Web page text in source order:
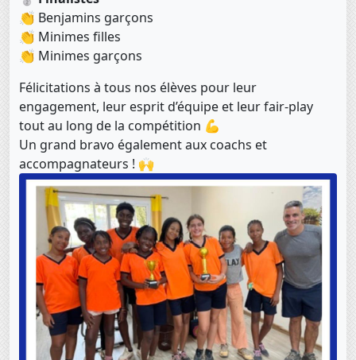
👏 Benjamins garçons
👏 Minimes filles
👏 Minimes garçons
Félicitations à tous nos élèves pour leur
engagement, leur esprit d’équipe et leur fair-play
tout au long de la compétition 💪
Un grand bravo également aux coachs et
accompagnateurs ! 🙌